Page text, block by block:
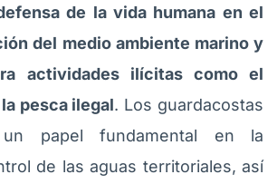
de la vida humana en el
del medio ambiente marino y
actividades ilícitas como el
pesca ilegal. Los guardacostas
un papel fundamental en la
de las aguas territoriales, así